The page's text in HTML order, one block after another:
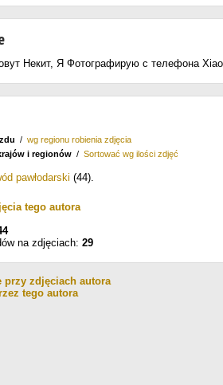
Некит, Я Фотографирую с телефона
/ wg regionu robienia zdjęcia
i regionów / Sortować wg ilości zdjęć
pawłodarski (44).
tego autora
na zdjęciach: 29
przy zdjęciach autora
tego autora